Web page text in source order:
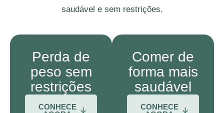
saudável e sem restrições.
Perda de
peso sem
restrições
CONHECE
Comer de
forma mais
saudável
CONHECE